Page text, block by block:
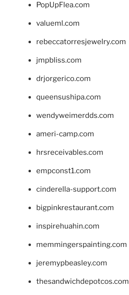
PopUpFlea.com
valueml.com
rebeccatorresjewelry.com
jmpbliss.com
drjorgerico.com
queensushipa.com
wendyweimerdds.com
ameri-camp.com
hrsreceivables.com
empconst1.com
cinderella-support.com
bigpinkrestaurant.com
inspirehuahin.com
memmingerspainting.com
jeremypbeasley.com
thesandwichdepotcos.com